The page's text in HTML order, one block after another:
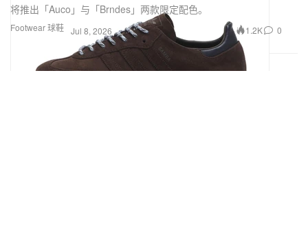
Footwear 球鞋
将推出「Auco」与「Brndes」两款限定配色。
Jul 8, 2026 1.2K 0